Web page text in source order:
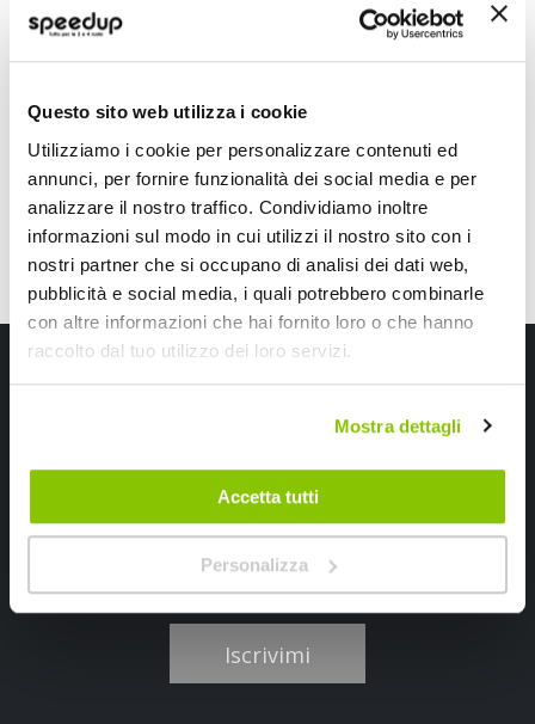
Questo sito web utilizza i cookie
Utilizziamo i cookie per personalizzare contenuti ed
annunci, per fornire funzionalità dei social media e per
analizzare il nostro traffico. Condividiamo inoltre
informazioni sul modo in cui utilizzi il nostro sito con i
nostri partner che si occupano di analisi dei dati web,
pubblicità e social media, i quali potrebbero combinarle
con altre informazioni che hai fornito loro o che hanno
raccolto dal tuo utilizzo dei loro servizi.
Mostra dettagli
Accetta tutti
Personalizza
OAKLEY
Spedizione gratuita!
ALPINESTARS
Nero 22lt
Iscriviti alla newsletter Speedup
Ricevi subito uno sconto del 10% per il tuo primo acquisto online!
Iscrivimi